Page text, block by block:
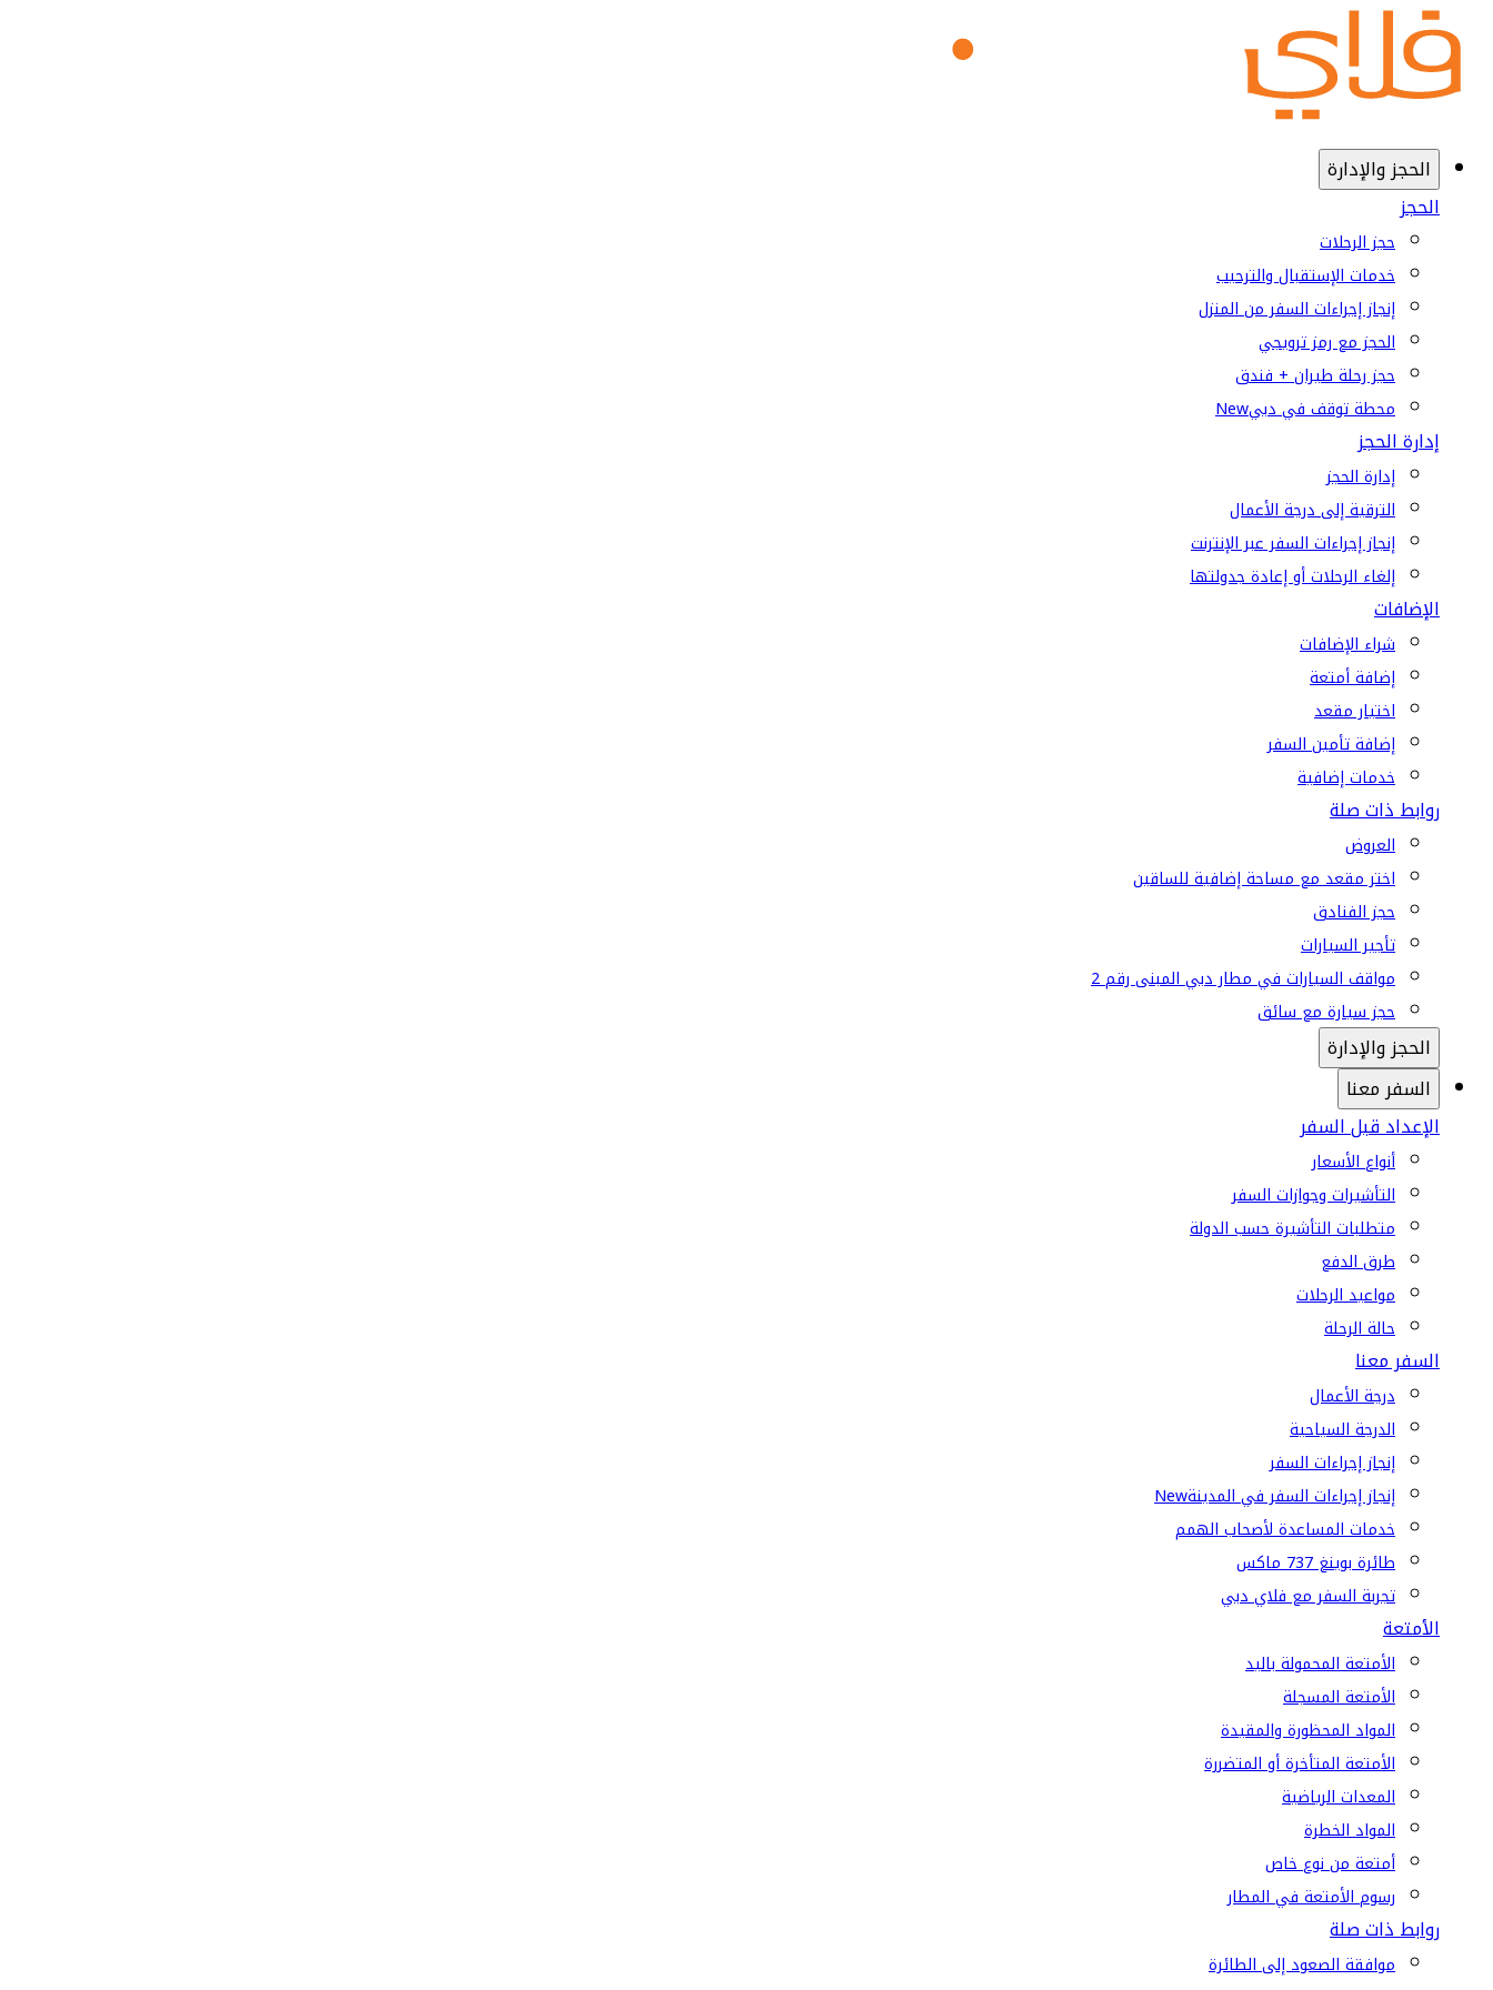
الحجز والإدارة
الحجز
حجز الرحلات
خدمات الإستقبال والترحيب
إنجاز إجراءات السفر من المنزل
الحجز مع رمز ترويجي
حجز رحلة طيران + فندق
محطة توقف في دبيNew
إدارة الحجز
إدارة الحجز
الترقية إلى درجة الأعمال
إنجاز إجراءات السفر عبر الإنترنت
إلغاء الرحلات أو إعادة جدولتها
الإضافات
شراء الإضافات
إضافة أمتعة
اختيار مقعد
إضافة تأمين السفر
خدمات إضافية
روابط ذات صلة
العروض
اختر مقعد مع مساحة إضافية للساقين
حجز الفنادق
تأجير السيارات
مواقف السيارات في مطار دبي المبنى رقم 2
حجز سيارة مع سائق
الحجز والإدارة
السفر معنا
الإعداد قبل السفر
أنواع الأسعار
التأشيرات وجوازات السفر
متطلبات التأشيرة حسب الدولة
طرق الدفع
مواعيد الرحلات
حالة الرحلة
السفر معنا
درجة الأعمال
الدرجة السياحية
إنجاز إجراءات السفر
إنجاز إجراءات السفر في المدينةNew
خدمات المساعدة لأصحاب الهمم
طائرة بوينغ 737 ماكس
تجربة السفر مع فلاي دبي
الأمتعة
الأمتعة المحمولة باليد
الأمتعة المسجلة
المواد المحظورة والمقيدة
الأمتعة المتأخرة أو المتضررة
المعدات الرياضية
المواد الخطرة
أمتعة من نوع خاص
رسوم الأمتعة في المطار
روابط ذات صلة
موافقة الصعود إلى الطائرة